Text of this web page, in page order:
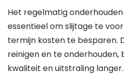
Het regelmatig onderhouden
essentieel om slijtage te
termijn kosten te besparen.
reinigen en te onderhouden,
kwaliteit en uitstraling